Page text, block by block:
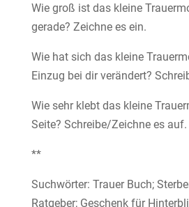
Wie groß ist das kleine
gerade? Zeichne es ein.
Wie hat sich das kleine
Einzug bei dir verändert?
Wie sehr klebt das kleine
Seite? Schreibe/Zeichne es auf.
**
Suchwörter: Trauer Buch;
Ratgeber; Geschenk für